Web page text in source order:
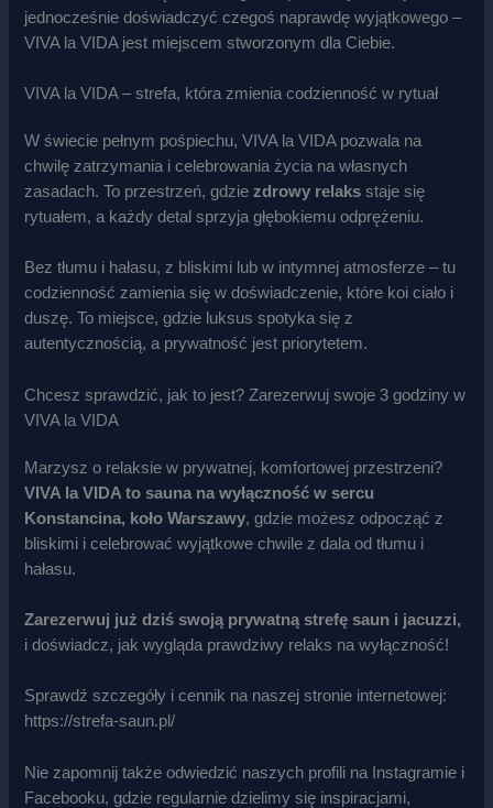
jednocześnie doświadczyć czegoś naprawdę wyjątkowego –
VIVA la VIDA jest miejscem stworzonym dla Ciebie.
VIVA la VIDA – strefa, która zmienia codzienność w rytuał
W świecie pełnym pośpiechu, VIVA la VIDA pozwala na
chwilę zatrzymania i celebrowania życia na własnych
zasadach. To przestrzeń, gdziezdrowy relaks staje się
rytuałem, a każdy detal sprzyja głębokiemu odprężeniu.
Bez tłumu i hałasu, z bliskimi lub w intymnej atmosferze – tu
codzienność zamienia się w doświadczenie, które koi ciało i
duszę. To miejsce, gdzie luksus spotyka się z
autentycznością, a prywatność jest priorytetem.
Chcesz sprawdzić, jak to jest? Zarezerwuj swoje 3 godziny w
VIVA la VIDA
Marzysz o relaksie w prywatnej, komfortowej przestrzeni?
VIVA la VIDA to sauna na wyłączność w sercu
Konstancina, koło Warszawy, gdzie możesz odpocząć z
bliskimi i celebrować wyjątkowe chwile z dala od tłumu i
hałasu.
Zarezerwuj już dziś swoją prywatną strefę saun i jacuzzi,
i doświadcz, jak wygląda prawdziwy relaks na wyłączność!
Sprawdź szczegóły i cennik na naszej stronie internetowej:
https://strefa-saun.pl/
Nie zapomnij także odwiedzić naszych profili na Instagramie i
Facebooku, gdzie regularnie dzielimy się inspiracjami,